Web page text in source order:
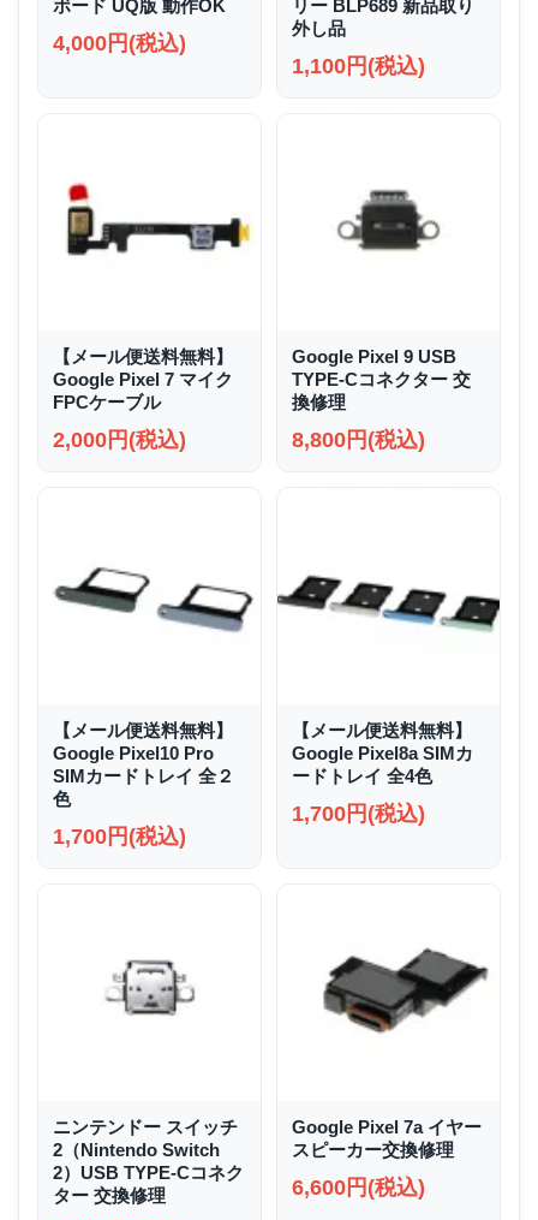
ボード UQ版 動作OK
4,000円(税込)
リー BLP689 新品取り
外し品
1,100円(税込)
【メール便送料無料】
Google Pixel 7 マイク
FPCケーブル
2,000円(税込)
Google Pixel 9 USB
TYPE-Cコネクター 交
換修理
8,800円(税込)
【メール便送料無料】
Google Pixel10 Pro
SIMカードトレイ 全２
色
1,700円(税込)
【メール便送料無料】
Google Pixel8a SIMカ
ードトレイ 全4色
1,700円(税込)
ニンテンドー スイッチ
2（Nintendo Switch
2）USB TYPE-Cコネク
ター 交換修理
Google Pixel 7a イヤー
スピーカー交換修理
6,600円(税込)